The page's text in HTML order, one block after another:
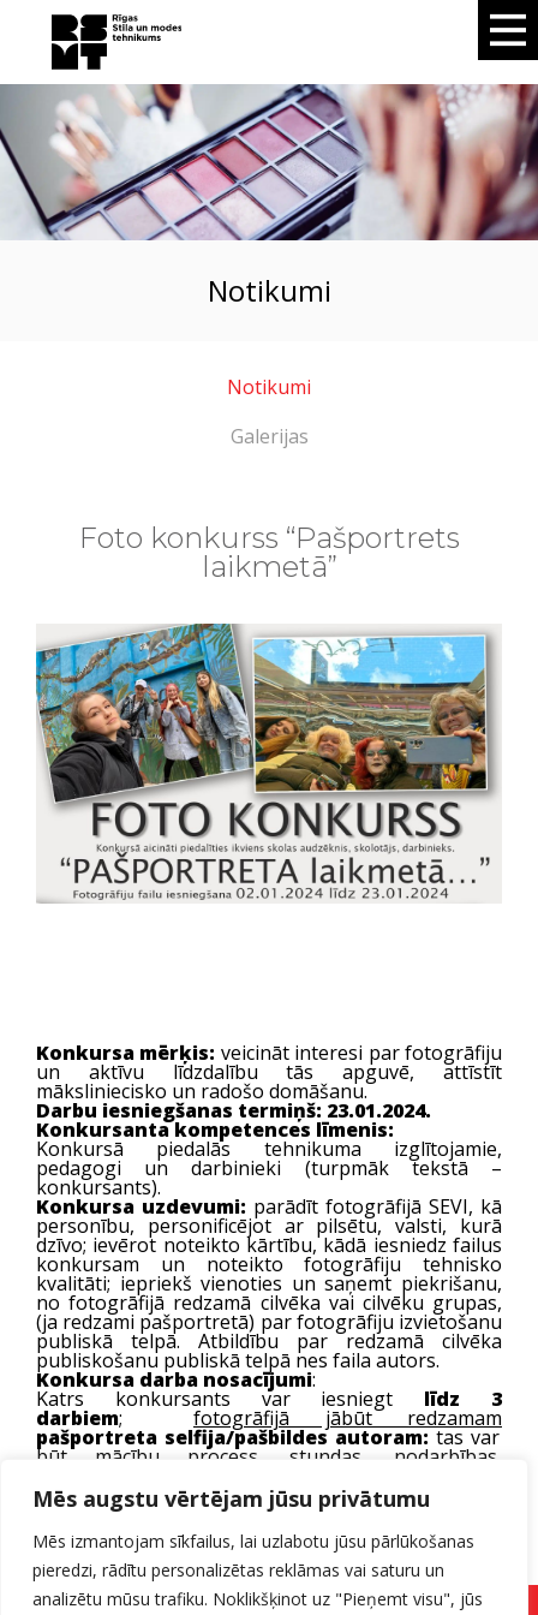
Mēs augstu vērtējam jūsu privātumu
Mēs izmantojam sīkfailus, lai uzlabotu jūsu pārlūkošanas
pieredzi, rādītu personalizētas reklāmas vai saturu un
analizētu mūsu trafiku. Noklikšķinot uz "Pieņemt visu", jūs
notikumi
Notikumi
Galerijas
Foto konkurss “Pašportrets
laikmetā”
Konkursa mērķis: veicināt interesi par fotogrāfiju
un aktīvu līdzdalību tās apguvē, attīstīt
māksliniecisko un radošo domāšanu.
Darbu iesniegšanas termiņš: 23.01.2024.
Konkursanta kompetences līmenis:
Konkursā piedalās tehnikuma izglītojamie,
pedagogi un darbinieki (turpmāk tekstā –
konkursants).
Konkursa uzdevumi: parādīt fotogrāfijā SEVI, kā
personību, personificējot ar pilsētu, valsti, kurā
dzīvo; ievērot noteikto kārtību, kādā iesniedz failus
konkursam un noteikto fotogrāfiju tehnisko
kvalitāti; iepriekš vienoties un saņemt piekrišanu,
no fotogrāfijā redzamā cilvēka vai cilvēku grupas,
(ja redzami pašportretā) par fotogrāfiju izvietošanu
publiskā telpā. Atbildību par redzamā cilvēka
publiskošanu publiskā telpā nes faila autors.
Konkursa darba nosacījumi:
Katrs konkursants var iesniegt līdz 3
darbiem; fotogrāfijā jābūt redzamam
pašportreta selfija/pašbildes autoram: tas var
būt mācību process, stundas, nodarbības,
veikalā, mājās, brīvā dabā; kadrā var iekļaut ģimeni,
brāli, māsu, draugu, skolas biedru, varbūt kaķi, suni
vai draugu, klases grupiņu… iesniedzamie darbi
jāiesniedz augstā kvalitātē, faili attēlo konkursa
dalībnieka gaumi, ētisku un estētisku izpratni par
labu fotogrāfiju.